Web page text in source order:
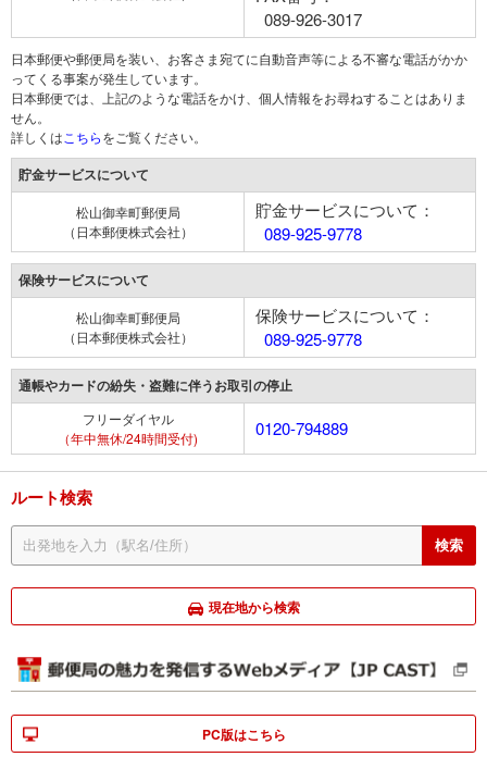
089-926-3017
日本郵便や郵便局を装い、お客さま宛てに自動音声等による不審な電話がかか
ってくる事案が発生しています。
日本郵便では、上記のような電話をかけ、個人情報をお尋ねすることはありま
せん。
詳しくは こちらをご覧ください。
貯金サービスについて
松山御幸町郵便局
（日本郵便株式会社）
貯金サービスについて：
089-925-9778
保険サービスについて
松山御幸町郵便局
（日本郵便株式会社）
保険サービスについて：
089-925-9778
通帳やカードの紛失・盗難に伴うお取引の停止
フリーダイヤル
（年中無休/24時間受付)
0120-794889
ルート検索
現在地から検索
PC版はこちら